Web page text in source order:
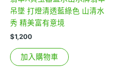
吊墜 打燈清透藍綠色 山清水
秀 精美富有意境
$1,200
加入購物車